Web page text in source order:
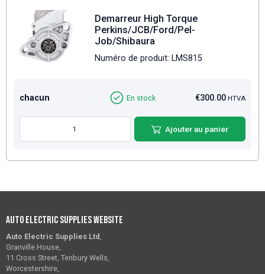
Demarreur High Torque
Perkins/JCB/Ford/Pel-
Job/Shibaura
Numéro de produit: LMS815
chacun €300.00 HTVA
En stock
Ajouter au panier
Auto Electric Supplies Website
Auto Electric Supplies Ltd ,
Granville House,
11 Cross Street, Tenbury Wells,
Worcestershire,